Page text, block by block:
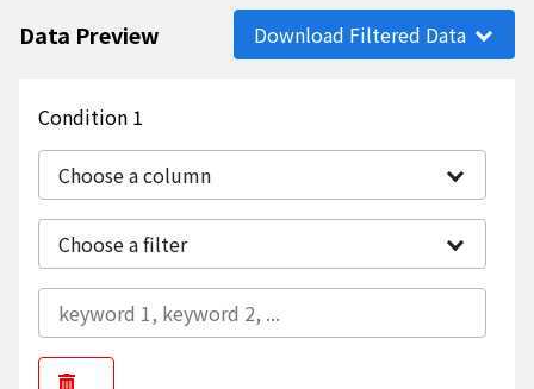
Data Preview Download Filtered Data
Condition 1
Choose a column
Choose a filter